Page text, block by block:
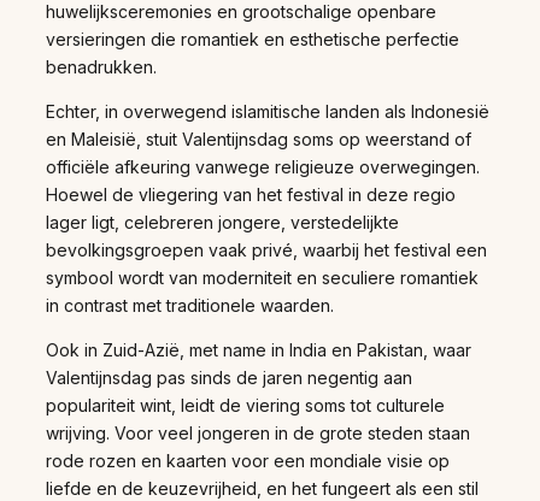
huwelijksceremonies en grootschalige openbare
versieringen die romantiek en esthetische perfectie
benadrukken.
Echter, in overwegend islamitische landen als Indonesië
en Maleisië, stuit Valentijnsdag soms op weerstand of
officiële afkeuring vanwege religieuze overwegingen.
Hoewel de vliegering van het festival in deze regio
lager ligt, celebreren jongere, verstedelijkte
bevolkingsgroepen vaak privé, waarbij het festival een
symbool wordt van moderniteit en seculiere romantiek
in contrast met traditionele waarden.
Ook in Zuid-Azië, met name in India en Pakistan, waar
Valentijnsdag pas sinds de jaren negentig aan
populariteit wint, leidt de viering soms tot culturele
wrijving. Voor veel jongeren in de grote steden staan
rode rozen en kaarten voor een mondiale visie op
liefde en de keuzevrijheid, en het fungeert als een stil